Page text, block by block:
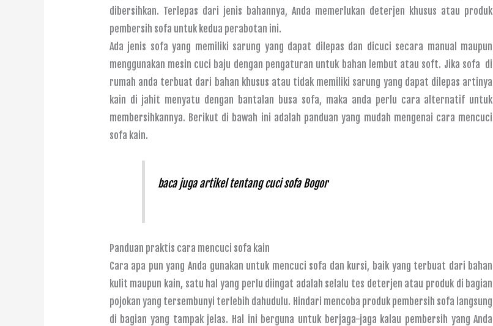
dibersihkan. Terlepas dari jenis bahannya, Anda memerlukan deterjen khusus atau produk
pembersih sofa untuk kedua perabotan ini.
Ada jenis sofa yang memiliki sarung yang dapat dilepas dan dicuci secara manual maupun
menggunakan mesin cuci baju dengan pengaturan untuk bahan lembut atau soft. Jika sofa di
rumah anda terbuat dari bahan khusus atau tidak memiliki sarung yang dapat dilepas artinya
kain di jahit menyatu dengan bantalan busa sofa, maka anda perlu cara alternatif untuk
membersihkannya. Berikut di bawah ini adalah panduan yang mudah mengenai cara mencuci
sofa kain.
baca juga artikel tentangcuci sofa Bogor
Panduan praktis cara mencuci sofa kain
Cara apa pun yang Anda gunakan untuk mencuci sofa dan kursi, baik yang terbuat dari bahan
kulit maupun kain, satu hal yang perlu diingat adalah selalu tes deterjen atau produk di bagian
pojokan yang tersembunyi terlebih dahudulu. Hindari mencoba produk pembersih sofa langsung
di bagian yang tampak jelas. Hal ini berguna untuk berjaga-jaga kalau pembersih yang Anda